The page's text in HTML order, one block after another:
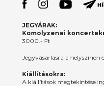
JEGYÁRAK:
Komolyzenei
3000.- Ft
Jegyvásárlásra a helyszínen
Kiállításokra:
A kiállítások megtekintése